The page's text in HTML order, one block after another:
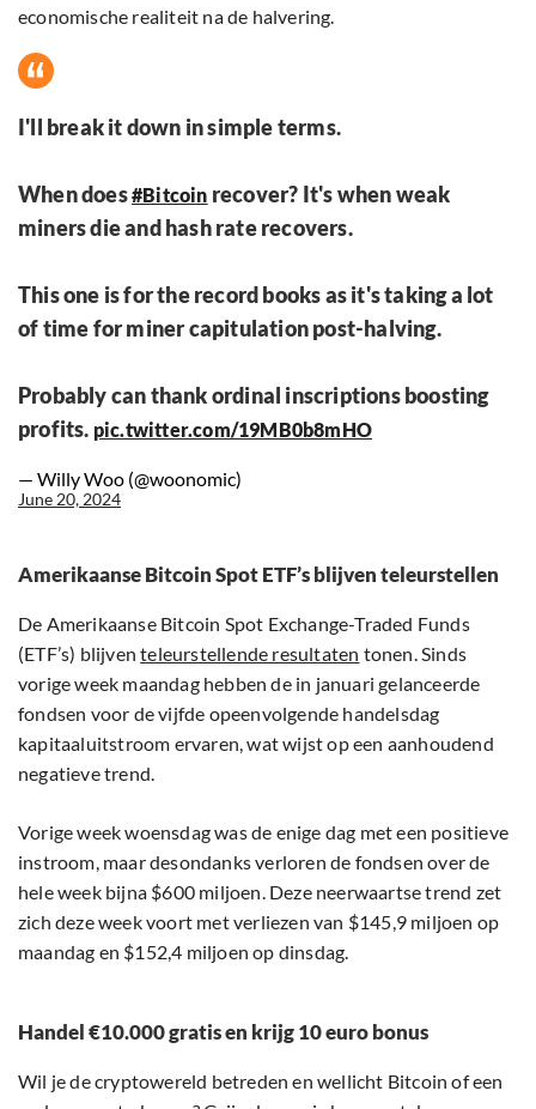
economische realiteit na de halvering.
I'll break it down in simple terms.
When does#Bitcoin recover? It's when weak
miners die and hash rate recovers.
This one is for the record books as it's taking a lot
of time for miner capitulation post-halving.
Probably can thank ordinal inscriptions boosting
profits. pic.twitter.com/19MB0b8mHO
— Willy Woo (@woonomic)
June 20, 2024
Amerikaanse Bitcoin Spot ETF’s blijven teleurstellen
De Amerikaanse Bitcoin Spot Exchange-Traded Funds
(ETF’s) blijventeleurstellende resultaten tonen. Sinds
vorige week maandag hebben de in januari gelanceerde
fondsen voor de vijfde opeenvolgende handelsdag
kapitaaluitstroom ervaren, wat wijst op een aanhoudend
negatieve trend.
Vorige week woensdag was de enige dag met een positieve
instroom, maar desondanks verloren de fondsen over de
hele week bijna $600 miljoen. Deze neerwaartse trend zet
zich deze week voort met verliezen van $145,9 miljoen op
maandag en $152,4 miljoen op dinsdag.
Handel €10.000 gratis en krijg 10 euro bonus
Wil je de cryptowereld betreden en wellicht Bitcoin of een